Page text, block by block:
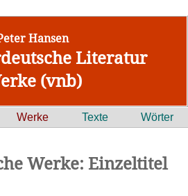
Hansen
Literatur
(vnb)
Werke Texte Wörter
Werke: Einzeltitel